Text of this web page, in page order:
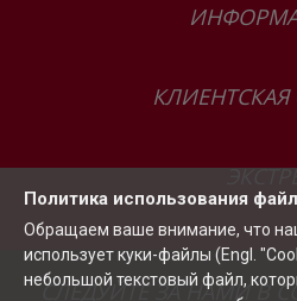
СЛЕДУЙТЕ ЗА НАМИ В
Политика использования
Обращаем ваше внимание, что
использует куки-файлы (Engl.
небольшой текстовый файл,